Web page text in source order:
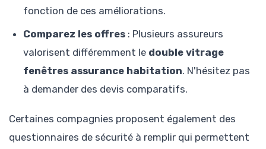
fonction de ces améliorations.
Comparez les offres : Plusieurs assureurs
valorisent différemment le double vitrage
fenêtres assurance habitation. N'hésitez pas
à demander des devis comparatifs.
Certaines compagnies proposent également des
questionnaires de sécurité à remplir qui permettent